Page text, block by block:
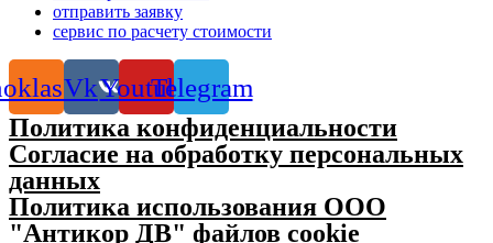
отправить заявку
сервис по расчету стоимости
VkYoutubeTelegram
Политика конфиденциальности
Согласие на обработку персональных
данных
Политика использования ООО
"Антикор ДВ" файлов cookie